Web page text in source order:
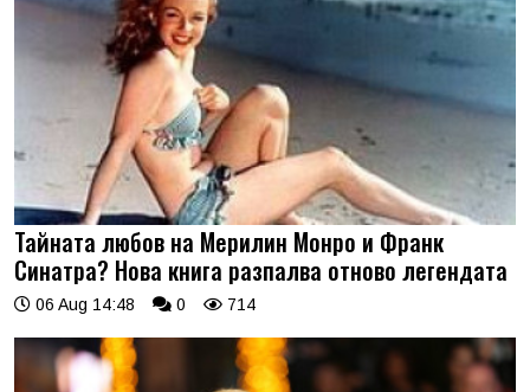
Тайната любов на Мерилин Монро и Франк
Синатра? Нова книга разпалва отново легендата
06 Aug 14:48 0 714